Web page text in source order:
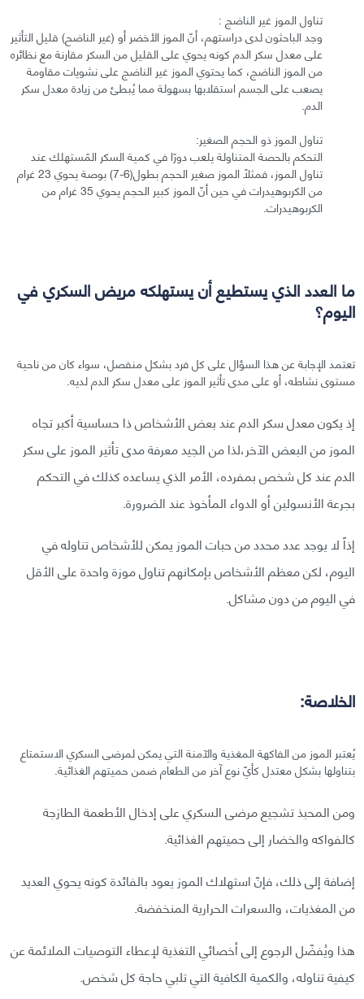
تناول الموز غير الناضج :
وجد الباحثون لدى دراستهم، أنّ الموز الأخضر أو (غير الناضح) قليل التأثير
على معدل سكر الدم كونه يحوي على القليل من السكر مقارنة مع نظائره
من الموز الناضج، كما يحتوي الموز غير الناضج على نشويات مقاومة
يصعب على الجسم استقلابها بسهولة مما يُبطئ من زيادة معدل سكر
الدم.
تناول الموز ذو الحجم الصغير:
التحكم بالحصة المتناولة يلعب دورًا في كمية السكر المًستهلك عند
تناول الموز، فمثلًا الموز صغير الحجم بطول(6-7) بوصة يحوي 23 غرام
من الكربوهيدرات في حين أنّ الموز كبير الحجم يحوي 35 غرام من
الكربوهيدرات.
ما العدد الذي يستطيع أن يستهلكه مريض السكري في
اليوم؟
تعتمد الإجابة عن هذا السؤال على كل فرد بشكل منفصل، سواء كان من ناحية
مستوى نشاطه، أو على مدى تأثير الموز على معدل سكر الدم لديه.
إذ يكون معدل سكر الدم عند بعض الأشخاص ذا حساسية أكبر تجاه
الموز من البعض الآخر،لذا من الجيد معرفة مدى تأثير الموز على سكر
الدم عند كل شخص بمفرده، الأمر الذي يساعده كذلك في التحكم
بجرعة الأنسولين أو الدواء المأخوذ عند الضرورة.
إذاً لا يوجد عدد محدد من حبات الموز يمكن للأشخاص تناوله في
اليوم، لكن معظم الأشخاص بإمكانهم تناول موزة واحدة على الأقل
في اليوم من دون مشاكل.
الخلاصة:
يُعتبر الموز من الفاكهة المغذية والآمنة التي يمكن لمرضى السكري الاستمتاع
بتناولها بشكل معتدل كأيّ نوع آخر من الطعام ضمن حميتهم الغذائية.
ومن المحبذ تشجيع مرضى السكري على إدخال الأطعمة الطازجة
كالفواكه والخضار إلى حميتهم الغذائية.
إضافة إلى ذلك، فإنّ استهلاك الموز يعود بالفائدة كونه يحوي العديد
من المغذيات، والسعرات الحرارية المنخفضة.
هذا ويُفضّل الرجوع إلى أخصائي التغذية لإعطاء التوصيات الملائمة عن
كيفية تناوله، والكمية الكافية التي تلبي حاجة كل شخص.